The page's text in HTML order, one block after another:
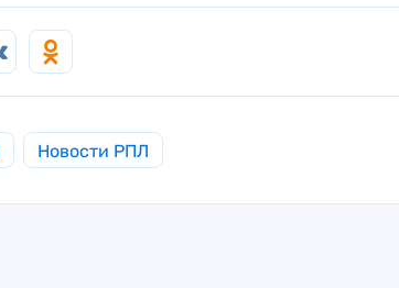
Новости РПЛ